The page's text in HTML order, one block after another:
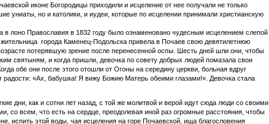
иконе Богородицы приходили и исцеление от нее получали не только
униаты, но и католики, и иудеи, которые по исцелении принимали христианскую
в лоно Православия в 1832 году было ознаменовано чудесным исцелением слепой
города Каменец-Подольска привела в Почаев свою девятилетнюю
потерявшую зрение после перенесенной оспы. Шесть дней шли они, чтобы
святыням, и когда пришли, девочка по совету добрых людей помазала свои
обе они после этого отошли от Огоны на середину церкви, больная вдруг
радости: «Ах, бабушка! Я вижу Божию Матерь обеими глазами!». Девочка стала
дни, как и сотни лет назад, с той же молитвой и верой идут сюда люди со своими
со всем, что есть на сердце, преодолевая иной раз огромные расстояния, чтобы
испить этой воды, чая исцеления на горе Почаевской, ища благословения